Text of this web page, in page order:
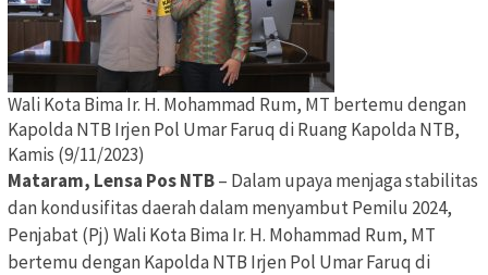
Wali Kota Bima Ir. H. Mohammad Rum, MT bertemu dengan
Kapolda NTB Irjen Pol Umar Faruq di Ruang Kapolda NTB,
Kamis (9/11/2023)
Mataram, Lensa Pos NTB– Dalam upaya menjaga stabilitas
dan kondusifitas daerah dalam menyambut Pemilu 2024,
Penjabat (Pj) Wali Kota Bima Ir. H. Mohammad Rum, MT
bertemu dengan Kapolda NTB Irjen Pol Umar Faruq di